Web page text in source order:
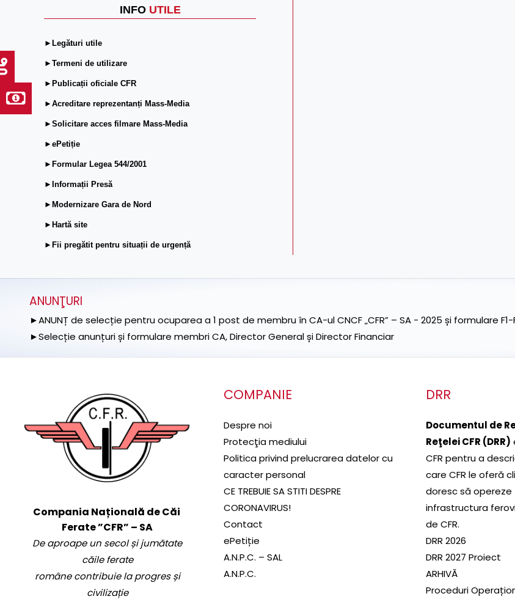
INFO UTILE
►Legături utile
►Termeni de utilizare
►Publicații oficiale CFR
►Acreditare reprezentanți Mass-Media
►Solicitare acces filmare Mass-Media
►ePetiție
►Formular Legea 544/2001
►Informații Presă
►Modernizare Gara de Nord
►Hartă site
►Fii pregătit pentru situații de urgență
ANUNŢURI
►ANUNȚ de selecție pentru ocuparea a 1 post de membru în CA-ul CNCF „CFR” – SA - 2025 și formulare F1-
►Selecție anunțuri și formulare membri CA, Director General și Director Financiar
Compania Națională de Căi
Ferate ”CFR” – SA
De aproape un secol și jumătate
căile ferate
române contribuie la progres și
civilizație
COMPANIE
Despre noi
Protecţia mediului
Politica privind prelucrarea datelor cu
caracter personal
CE TREBUIE SA STITI DESPRE
CORONAVIRUS!
Contact
ePetiție
A.N.P.C. – SAL
A.N.P.C.
DRR
Documentul de
Reţelei CFR (DRR)
CFR pentru a
care CFR le oferă
doresc să opereze
infrastructura
de CFR.
DRR 2026
DRR 2027 Proiect
ARHIVĂ
Proceduri